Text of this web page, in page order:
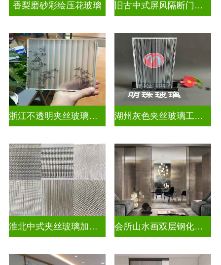
香梨磨砂彩绘压花玻璃 旧古中式屏风隔断门窗彩绘压花玻璃
浙江不透明夹丝玻璃定做 湖州灰色夹丝玻璃工厂招聘
淮北中式夹丝玻璃加工点 会所山水画双层钢化夹胶